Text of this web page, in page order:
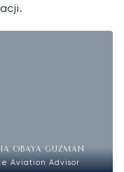
OBAYA GUZMAN
Aviation Advisor